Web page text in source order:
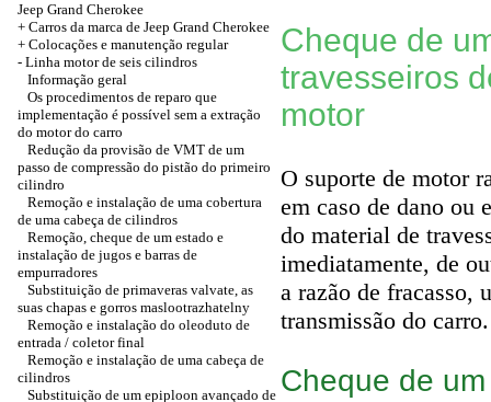
Jeep Grand Cherokee
+ Carros da marca de Jeep Grand Cherokee
+ Colocações e manutenção regular
- Linha motor de seis cilindros
Informação geral
Os procedimentos de reparo que
implementação é possível sem a extração
do motor do carro
Redução da provisão de VMT de um
passo de compressão do pistão do primeiro
cilindro
Remoção e instalação de uma cobertura
de uma cabeça de cilindros
Remoção, cheque de um estado e
instalação de jugos e barras de
empurradores
Substituição de primaveras valvate, as
suas chapas e gorros maslootrazhatelny
Remoção e instalação do oleoduto de
entrada / coletor final
Remoção e instalação de uma cabeça de
cilindros
Substituição de um epiploon avançado de
Cheque de
travesseiros
motor
O suporte de motor
em caso de dano ou
do material de
imediatamente, de
a razão de fracasso,
transmissão do carro.
Cheque de